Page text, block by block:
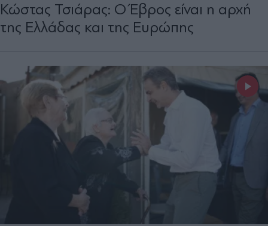
Κώστας Τσιάρας: Ο Έβρος είναι η αρχή
της Ελλάδας και της Ευρώπης